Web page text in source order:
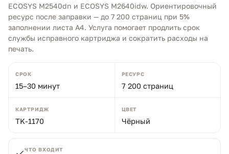
ECOSYS M2540dn и ECOSYS M2640idw. Ориентировочный
ресурс после заправки — до 7 200 страниц при 5%
заполнении листа A4. Услуга помогает продлить срок
службы исправного картриджа и сократить расходы на
печать.
СРОК
15–30 минут
РЕСУРС
7 200 страниц
КАРТРИДЖ
TK-1170
ЦВЕТ
Чёрный
ЧТО ВХОДИТ